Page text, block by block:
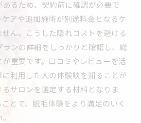
るため、契約前に確認が必要で
アや追加施術が別途料金となるケ
ん。こうした隠れコストを避ける
ンの詳細をしっかりと確認し、総
重要です。口コミやレビューを活
利用した人の体験談を知ることが
サロンを選定する材料となりま
とで、脱毛体験をより満足のいく